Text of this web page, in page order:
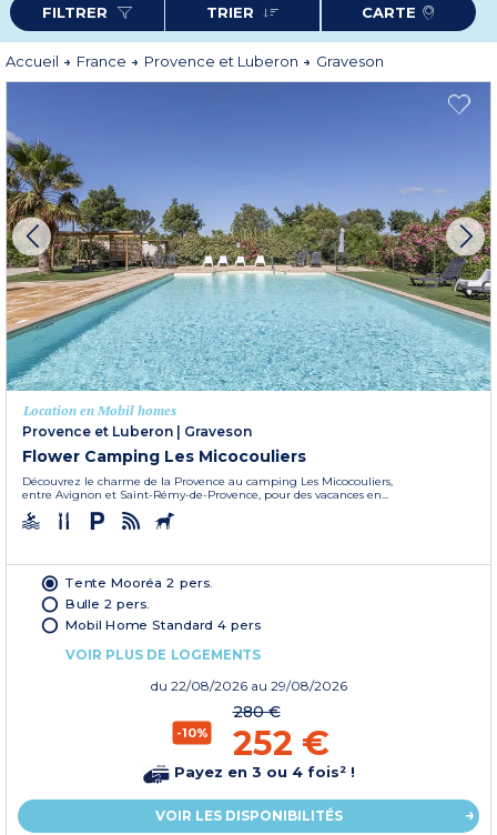
FILTRER TRIER CARTE
Accueil France Provence et Luberon Graveson
Location en Mobil homes
Provence et Luberon
Graveson
Flower Camping Les Micocouliers
Découvrez le charme de la Provence au camping Les Micocouliers,
entre Avignon et Saint-Rémy-de-Provence, pour des vacances en...
Tente Mooréa 2 pers.
Bulle 2 pers.
Mobil Home Standard 4 pers
VOIR PLUS DE LOGEMENTS
du 22/08/2026 au 29/08/2026
-10%
280 €
252 €
Payez en 3 ou 4 fois² !
VOIR LES DISPONIBILITÉS